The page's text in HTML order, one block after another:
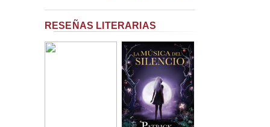
RESEÑAS LITERARIAS